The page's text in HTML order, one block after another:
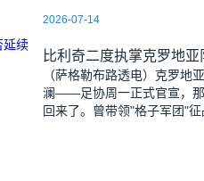
2026-07-14
（萨格勒布路透电）克罗地
澜——足协周一正式官宣，
回来了。曾带领"格子军团"征